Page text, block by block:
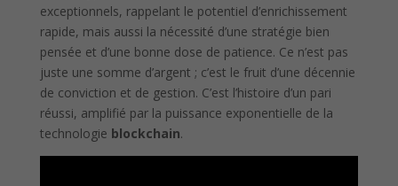
exceptionnels, rappelant le potentiel d’enrichissement
rapide, mais aussi la nécessité d’une stratégie bien
pensée et d’une bonne dose de patience. Ce n’est pas
juste une somme d’argent ; c’est le fruit d’une décennie
de conviction et de gestion. C’est l’histoire d’un pari
réussi, amplifié par la puissance exponentielle de la
technologie blockchain.